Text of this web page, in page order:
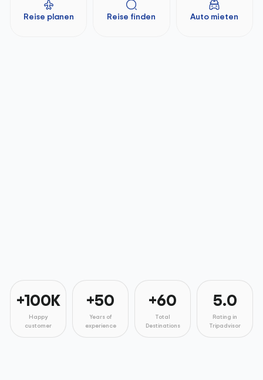
Reise planen Reise finden Auto mieten
+100K
Happy
customer
+50
Years of
experience
+60
Total
Destinations
5.0
Rating in
Tripadvisor